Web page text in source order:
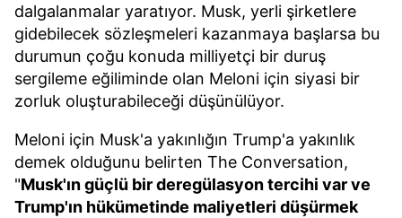
dalgalanmalar yaratıyor. Musk, yerli şirketlere
gidebilecek sözleşmeleri kazanmaya başlarsa bu
durumun çoğu konuda milliyetçi bir duruş
sergileme eğiliminde olan Meloni için siyasi bir
zorluk oluşturabileceği düşünülüyor.
Meloni için Musk'a yakınlığın Trump'a yakınlık
demek olduğunu belirten The Conversation,
"Musk'ın güçlü bir deregülasyon tercihi var ve
Trump'ın hükümetinde maliyetleri düşürmek